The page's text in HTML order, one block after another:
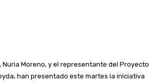
Nuria Moreno, y el representante del Proyecto
han presentado este martes la iniciativa